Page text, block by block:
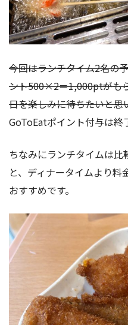
今回はランチタイム2名の
ント500×2＝1,000ptがも
日を楽しみに待ちたいと
GoToEatポイント付与は終
ちなみにランチタイムは
と、ディナータイムより
おすすめです。